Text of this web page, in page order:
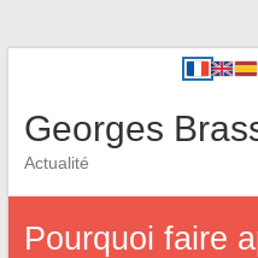
Georges
Actualité
Pourquoi faire